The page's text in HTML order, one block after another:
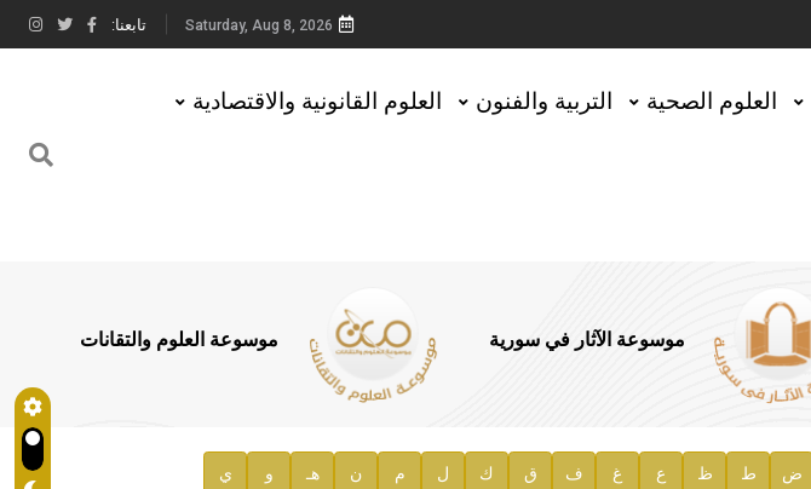
Saturday, Aug 8, 2026 تابعنا:
العلوم الصحية التربية والفنون العلوم القانونية والاقتصادية
موسوعة الآثار في سورية موسوعة العلوم والتقانات
ض ط ظ ع غ ف ق ك ل م ن هـ و ي